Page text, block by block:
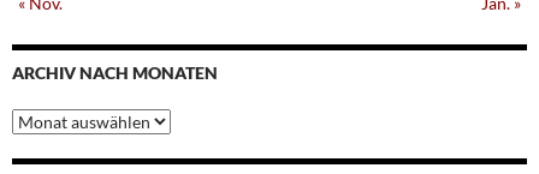
ARCHIV NACH MONATEN
Archiv
nach
Monaten